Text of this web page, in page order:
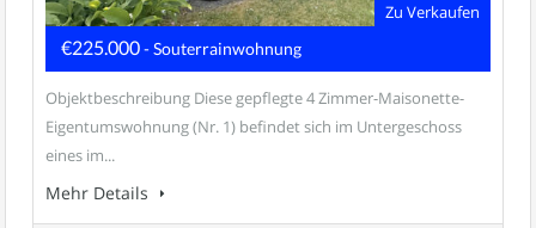
Zu Verkaufen
€225.000- Souterrainwohnung
Objektbeschreibung Diese gepflegte 4 Zimmer-Maisonette-
Eigentumswohnung (Nr. 1) befindet sich im Untergeschoss
eines im...
Mehr Details